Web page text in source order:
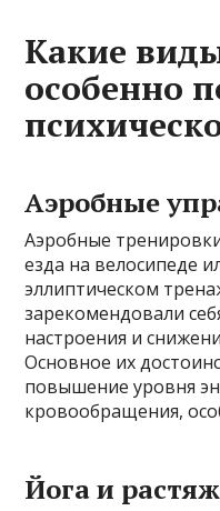
Какие
особенно
Аэробные
Аэробные
езда на велосипеде
эллиптическом
зарекомендовали
настроения и
Основное их
повышение уровня
кровообращения,
Йога и